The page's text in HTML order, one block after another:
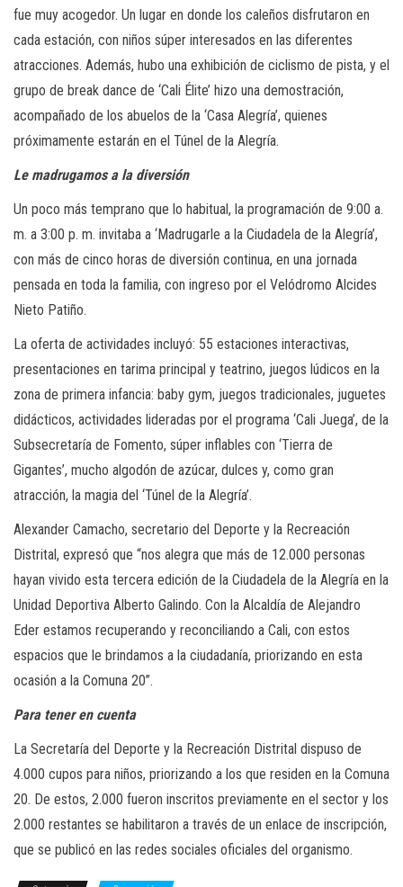
fue muy acogedor. Un lugar en donde los caleños disfrutaron en
cada estación, con niños súper interesados en las diferentes
atracciones. Además, hubo una exhibición de ciclismo de pista, y el
grupo de break dance de ‘Cali Élite’ hizo una demostración,
acompañado de los abuelos de la ‘Casa Alegría’, quienes
próximamente estarán en el Túnel de la Alegría.
Le madrugamos a la diversión
Un poco más temprano que lo habitual, la programación de 9:00 a.
m. a 3:00 p. m. invitaba a ‘Madrugarle a la Ciudadela de la Alegría’,
con más de cinco horas de diversión continua, en una jornada
pensada en toda la familia, con ingreso por el Velódromo Alcides
Nieto Patiño.
La oferta de actividades incluyó: 55 estaciones interactivas,
presentaciones en tarima principal y teatrino, juegos lúdicos en la
zona de primera infancia: baby gym, juegos tradicionales, juguetes
didácticos, actividades lideradas por el programa ‘Cali Juega’, de la
Subsecretaría de Fomento, súper inflables con ‘Tierra de
Gigantes’, mucho algodón de azúcar, dulces y, como gran
atracción, la magia del ‘Túnel de la Alegría’.
Alexander Camacho, secretario del Deporte y la Recreación
Distrital, expresó que “nos alegra que más de 12.000 personas
hayan vivido esta tercera edición de la Ciudadela de la Alegría en la
Unidad Deportiva Alberto Galindo. Con la Alcaldía de Alejandro
Eder estamos recuperando y reconciliando a Cali, con estos
espacios que le brindamos a la ciudadanía, priorizando en esta
ocasión a la Comuna 20”.
Para tener en cuenta
La Secretaría del Deporte y la Recreación Distrital dispuso de
4.000 cupos para niños, priorizando a los que residen en la Comuna
20. De estos, 2.000 fueron inscritos previamente en el sector y los
2.000 restantes se habilitaron a través de un enlace de inscripción,
que se publicó en las redes sociales oficiales del organismo.